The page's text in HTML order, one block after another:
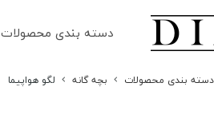
دسته بندی محصولات
دسته بندی محصولات بچه گانه لگو هواپیما